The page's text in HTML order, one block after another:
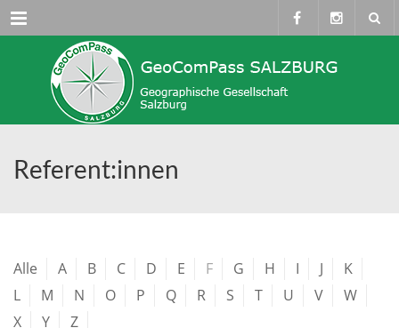
Menü
Referent:innen
Alle A B C D E F G H I J
K
L
M N O P Q R S T U V
W
X
Y Z